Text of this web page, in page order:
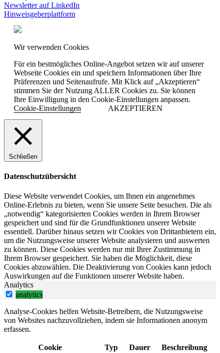
Newsletter auf LinkedIn
Hinweisgeberplattform
Wir verwenden Cookies
Für ein bestmögliches Online-Angebot setzen wir auf unserer
Webseite Cookies ein und speichern Informationen über Ihre
Präferenzen und Seitenaufrufe. Mit Klick auf „Akzeptieren“
stimmen Sie der Nutzung ALLER Cookies zu. Sie können
Ihre Einwilligung in den Cookie-Einstellungen anpassen.
Cookie-Einstellungen
AKZEPTIEREN
Schließen
Datenschutzübersicht
Diese Website verwendet Cookies, um Ihnen ein angenehmes
Online-Erlebnis zu bieten, wenn Sie unsere Seite besuchen. Die als
„notwendig“ kategorisierten Cookies werden in Ihrem Browser
gespeichert und sind für die Grundfunktionen unserer Website
essentiell. Darüber hinaus setzen wir Cookies von Drittanbietern ein,
um die Nutzungsweise unserer Website analysieren und auswerten
zu können. Diese Cookies werden nur mit Ihrer Zustimmung in
Ihrem Browser gespeichert. Sie haben die Möglichkeit, diese
Cookies abzuwählen. Die Deaktivierung von Cookies kann jedoch
Auswirkungen auf die Funktionen unserer Website haben.
Analytics
analytics
Analyse-Cookies helfen Website-Betreibern, die Nutzungsweise
von Websites nachzuvollziehen, indem sie Informationen anonym
erfassen.
Cookie Typ Dauer Beschreibung